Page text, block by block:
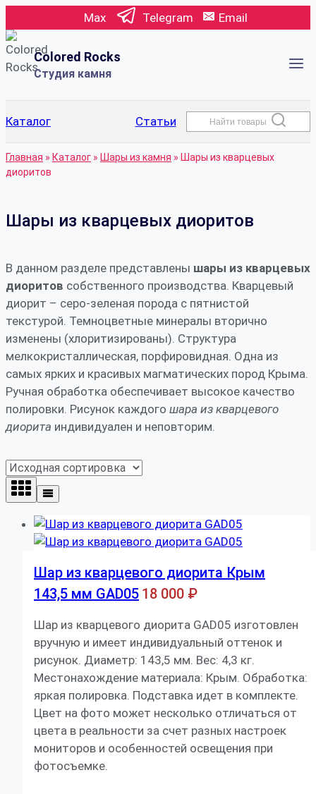
к
содержимому
Max Telegram Email
Colored Rocks
Студия камня
Каталог Статьи Найти товары
Главная » Каталог » Шары из камня » Шары из кварцевых
диоритов
Шары из кварцевых диоритов
В данном разделе представлены шары из кварцевых
диоритов собственного производства. Кварцевый
диорит – серо-зеленая порода с пятнистой
текстурой. Темноцветные минералы вторично
изменены (хлоритизированы). Структура
мелкокристаллическая, порфировидная. Одна из
самых ярких и красивых магматических пород Крыма.
Ручная обработка обеспечивает высокое качество
полировки. Рисунок каждого шара из кварцевого
диорита индивидуален и неповторим.
Шар из кварцевого диорита Крым
143,5 мм GAD05 18 000 ₽
Шар из кварцевого диорита GAD05 изготовлен
вручную и имеет индивидуальный оттенок и
рисунок. Диаметр: 143,5 мм. Вес: 4,3 кг.
Местонахождение материала: Крым. Обработка:
яркая полировка. Подставка идет в комплекте.
Цвет на фото может несколько отличаться от
цвета в реальности за счет разных настроек
мониторов и особенностей освещения при
фотосъемке.